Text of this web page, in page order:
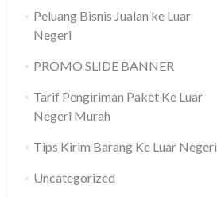
Negara
Peluang Bisnis Jualan ke Luar
Negeri
PROMO SLIDE BANNER
Tarif Pengiriman Paket Ke Luar
Negeri Murah
Tips Kirim Barang Ke Luar Negeri
Uncategorized